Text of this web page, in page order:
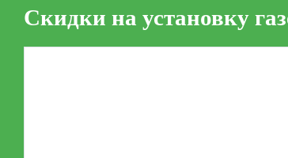
Скидки на установку